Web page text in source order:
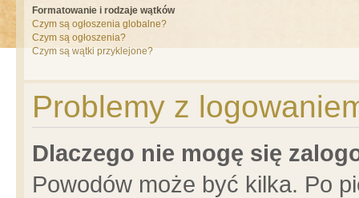
Formatowanie i rodzaje wątków
Czym są ogłoszenia globalne?
Czym są ogłoszenia?
Czym są wątki przyklejone?
Problemy z
Dlaczego nie mogę się
Powodów może być kilka. Po